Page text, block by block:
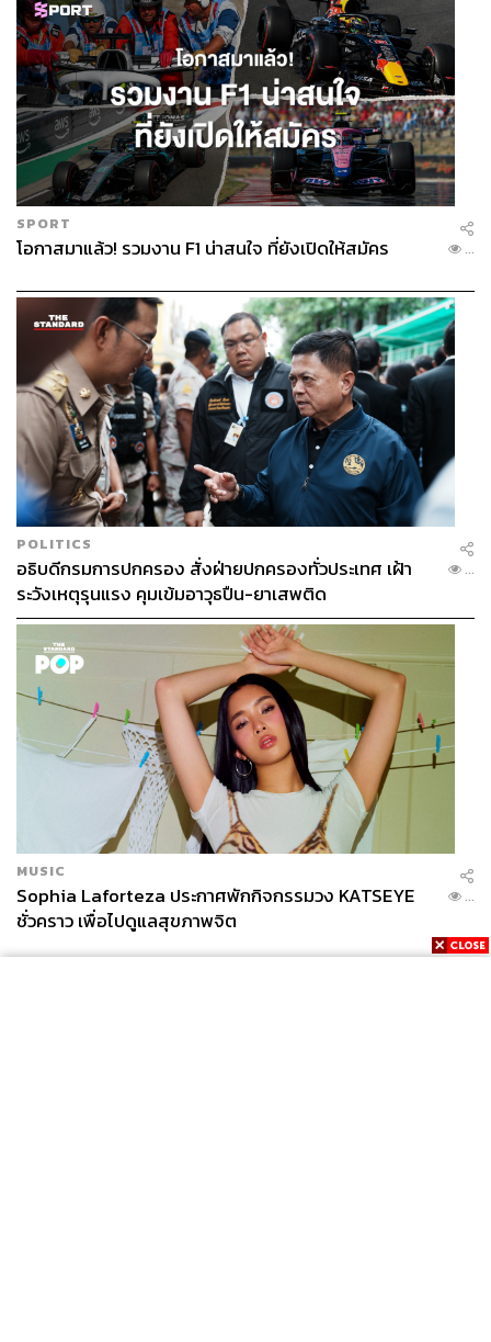
SPORT
โอกาสมาแล้ว! รวมงาน F1 น่าสนใจ ที่ยังเปิดให้สมัคร ...
POLITICS
อธิบดีกรมการปกครอง สั่งฝ่ายปกครองทั่วประเทศ เฝ้า
ระวังเหตุรุนแรง คุมเข้มอาวุธปืน-ยาเสพติด
...
MUSIC
Sophia Laforteza ประกาศพักกิจกรรมวง KATSEYE
ชั่วคราว เพื่อไปดูแลสุขภาพจิต
...